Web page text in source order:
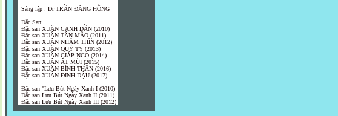
Sáng lập : Dr TRẦN ĐĂNG HỒNG
Đặc San:
Đặc san XUÂN CANH DẦN (2010)
Đặc san XUÂN TÂN MÃO (2011)
Đặc san XUÂN NHÂM THÌN (2012)
Đặc san XUÂN QUÝ TỴ (2013)
Đặc san XUÂN GIÁP NGỌ (2014)
Đặc san XUÂN ẤT MÙI (2015)
Đặc san XUÂN BÍNH THÂN (2016)
Đặc san XUÂN ĐINH DẬU (2017)
Đặc san "Lưu Bút Ngày Xanh I (2010)
Đặc san Lưu Bút Ngày Xanh II (2011)
Đặc san Lưu Bút Ngày Xanh III (2012)